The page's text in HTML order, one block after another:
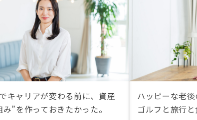
キャリアが変わる前に、資産
”を作っておきたかった。
ハッピーな老後
ゴルフと旅行